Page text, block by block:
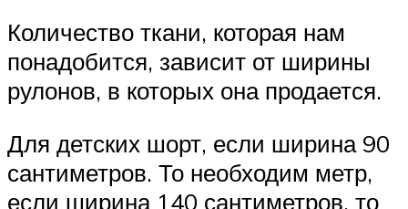
Количество ткани, которая нам
понадобится, зависит от ширины
рулонов, в которых она продается.
Для детских шорт, если ширина 90
сантиметров. То необходим метр,
если ширина 140 сантиметров, то